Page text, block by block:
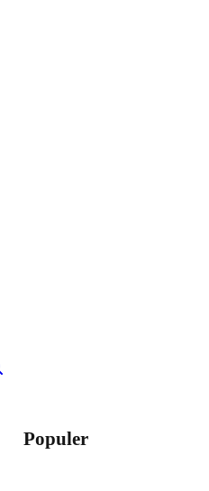
Populer